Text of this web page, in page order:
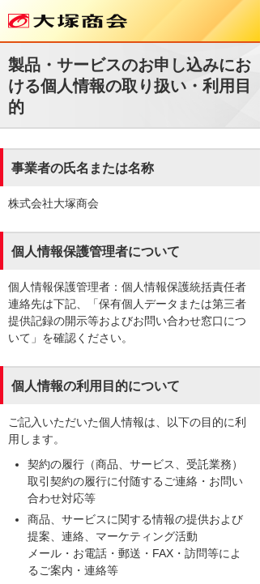
製品・サービスのお申し込みにお
ける個人情報の取り扱い・利用目
的
事業者の氏名または名称
株式会社大塚商会
個人情報保護管理者について
個人情報保護管理者：個人情報保護統括責任者
連絡先は下記、「保有個人データまたは第三者
提供記録の開示等およびお問い合わせ窓口につ
いて」を確認ください。
個人情報の利用目的について
ご記入いただいた個人情報は、以下の目的に利
用します。
契約の履行（商品、サービス、受託業務）
取引契約の履行に付随するご連絡・お問い
合わせ対応等
商品、サービスに関する情報の提供および
提案、連絡、マーケティング活動
メール・お電話・郵送・FAX・訪問等によ
るご案内・連絡等